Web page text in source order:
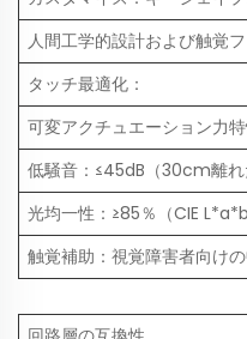
人間工学的設計および触覚
タッチ最適化：
可変アクチュエーション力
低騒音：≤45dB（30cm離れ
光均一性：≥85％（CIE
触覚補助：視覚障害者向け